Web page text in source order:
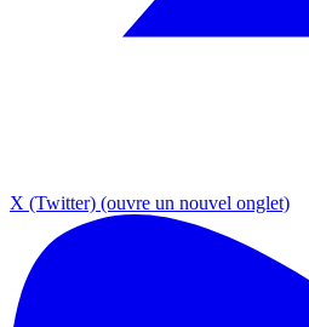
X (Twitter) (ouvre un nouvel onglet)